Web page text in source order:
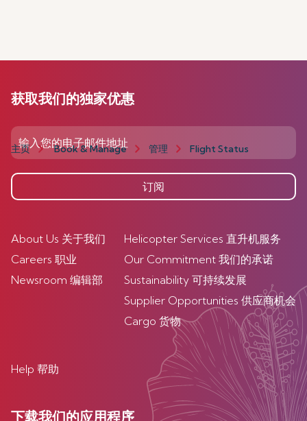
主页 Book & Manage 管理 Flight Status
获取我们的独家优惠
订阅
About Us 关于我们
Careers 职业
Newsroom 编辑部
Helicopter Services 直升机服务
Our Commitment 我们的承诺
Sustainability 可持续发展
Supplier Opportunities 供应商机会
Cargo 货物
Help 帮助
下载我们的应用程序